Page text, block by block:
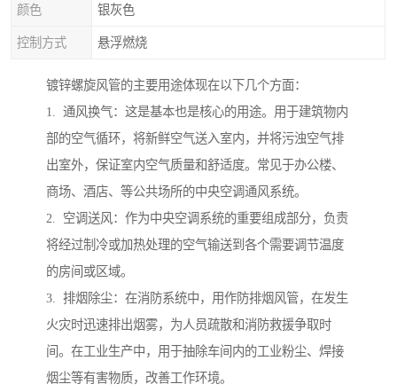
颜色 银灰色
控制方式 悬浮燃烧
镀锌螺旋风管的主要用途体现在以下几个方面：
1. 通风换气：这是基本也是核心的用途。用于建筑物内
部的空气循环，将新鲜空气送入室内，并将污浊空气排
出室外，保证室内空气质量和舒适度。常见于办公楼、
商场、酒店、等公共场所的中央空调通风系统。
2. 空调送风：作为中央空调系统的重要组成部分，负责
将经过制冷或加热处理的空气输送到各个需要调节温度
的房间或区域。
3. 排烟除尘：在消防系统中，用作防排烟风管，在发生
火灾时迅速排出烟雾，为人员疏散和消防救援争取时
间。在工业生产中，用于抽除车间内的工业粉尘、焊接
烟尘等有害物质，改善工作环境。